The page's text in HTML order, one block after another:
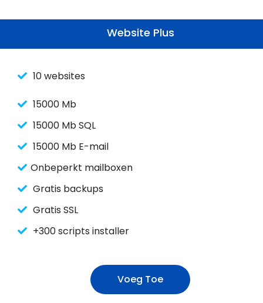
Website Plus
10 websites
15000 Mb
15000 Mb SQL
15000 Mb E-mail
Onbeperkt mailboxen
Gratis backups
Gratis SSL
+300 scripts installer
Voeg Toe